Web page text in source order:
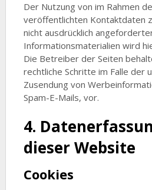
Der Nutzung von im Rahmen
veröffentlichten Kontaktdaten
nicht ausdrücklich
Informationsmaterialien wird
Die Betreiber der Seiten
rechtliche Schritte im Falle der
Zusendung von
Spam-E-Mails, vor.
4.
dieser Website
Cookies